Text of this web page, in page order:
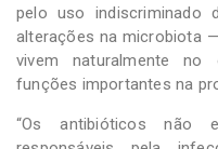
pelo uso indiscriminado
alterações na microbiota
vivem naturalmente no
funções importantes na
“Os antibióticos não